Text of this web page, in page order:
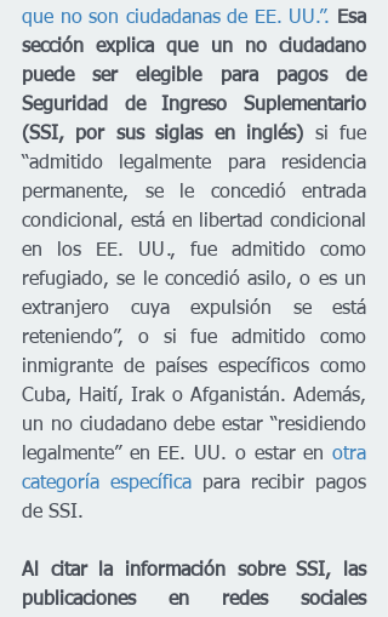
que no son ciudadanas de EE. UU.”.
Esa
sección explica que un no ciudadano
puede ser elegible para pagos de
Seguridad de Ingreso Suplementario
(SSI, por sus siglas en inglés) si fue
“admitido legalmente para residencia
permanente, se le concedió entrada
condicional, está en libertad condicional
en los EE. UU., fue admitido como
refugiado, se le concedió asilo, o es un
extranjero cuya expulsión se está
reteniendo”, o si fue admitido como
inmigrante de países específicos como
Cuba, Haití, Irak o Afganistán. Además,
un no ciudadano debe estar “residiendo
legalmente” en EE. UU. o estar en otra
categoría específica para recibir pagos
de SSI.
Al
citar la información sobre SSI, las
publicaciones en redes sociales